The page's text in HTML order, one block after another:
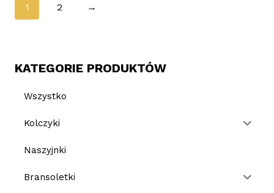
1 2 →
KATEGORIE PRODUKTÓW
Wszystko
Kolczyki
Naszyjnki
Bransoletki